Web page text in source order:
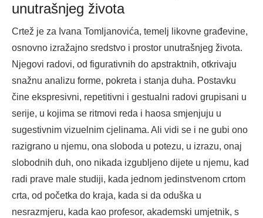
unutrašnjeg života
Crtež je za Ivana Tomljanovića, temelj likovne građevine,
osnovno izražajno sredstvo i prostor unutrašnjeg života.
Njegovi radovi, od figurativnih do apstraktnih, otkrivaju
snažnu analizu forme, pokreta i stanja duha. Postavku
čine ekspresivni, repetitivni i gestualni radovi grupisani u
serije, u kojima se ritmovi reda i haosa smjenjuju u
sugestivnim vizuelnim cjelinama. Ali vidi se i ne gubi ono
razigrano u njemu, ona sloboda u potezu, u izrazu, onaj
slobodnih duh, ono nikada izgubljeno dijete u njemu, kad
radi prave male studiji, kada jednom jedinstvenom crtom
crta, od početka do kraja, kada si da oduška u
nesrazmjeru, kada kao profesor, akademski umjetnik, s